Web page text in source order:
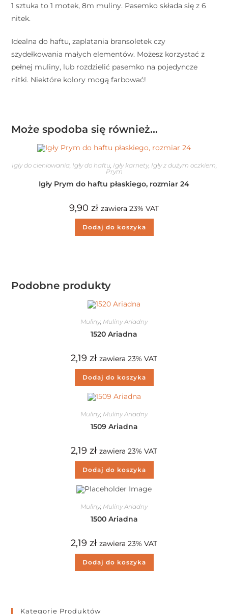
1 sztuka to 1 motek, 8m muliny. Pasemko składa się z 6
nitek.
Idealna do haftu, zaplatania bransoletek czy
szydełkowania małych elementów. Możesz korzystać z
pełnej muliny, lub rozdzielić pasemko na pojedyncze
nitki. Niektóre kolory mogą farbować!
Może spodoba się również…
Igły do cieniowania, Igły do haftu, Igły karnety, Igły z dużym oczkiem,
Prym
Igły Prym do haftu płaskiego, rozmiar 24
9,90 zł zawiera 23% VAT
Dodaj do koszyka
Podobne produkty
Muliny, Muliny Ariadny
1520 Ariadna
2,19 zł zawiera 23% VAT
Dodaj do koszyka
Muliny, Muliny Ariadny
1509 Ariadna
2,19 zł zawiera 23% VAT
Dodaj do koszyka
Muliny, Muliny Ariadny
1500 Ariadna
2,19 zł zawiera 23% VAT
Dodaj do koszyka
Kategorie Produktów